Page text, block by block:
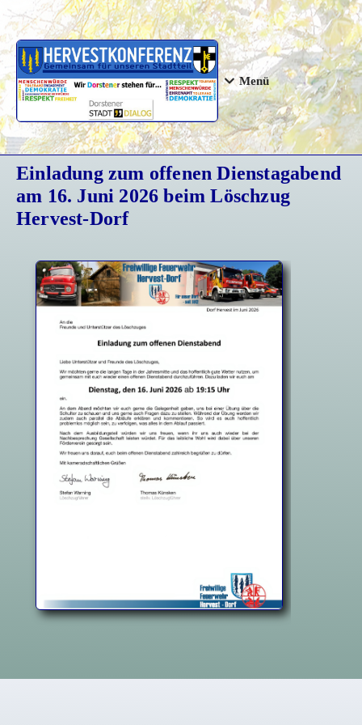
Menü
Einladung zum offenen Dienstagabend
am 16. Juni 2026 beim Löschzug
Hervest-Dorf